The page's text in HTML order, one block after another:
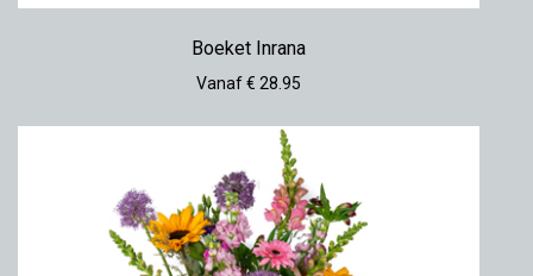
Boeket Inrana
Vanaf € 28.95